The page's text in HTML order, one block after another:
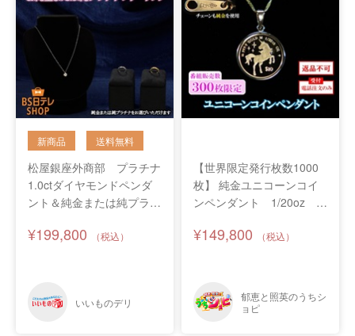
松屋銀座外商部 プラチナ
1.0ctダイヤモンドペンダ
ント＆純金または純プラチ
¥199,800
【世界限定発行枚数1000
枚】 純金ユニコーンコイ
ンペンダント 1/20oz ※
¥149,800